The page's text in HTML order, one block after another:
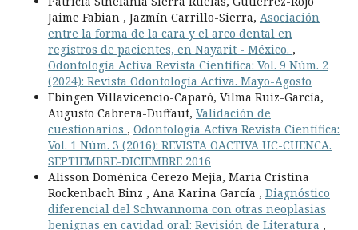
Jaime Fabian , Jazmín Carrillo-Sierra, Asociación
entre la forma de la cara y el arco dental en
registros de pacientes, en Nayarit - México. ,
Odontología Activa Revista Científica: Vol. 9 Núm. 2
(2024): Revista Odontología Activa. Mayo-Agosto
Ebingen Villavicencio-Caparó, Vilma Ruiz-García,
Augusto Cabrera-Duffaut, Validación de
cuestionarios , Odontología Activa Revista Científica:
Vol. 1 Núm. 3 (2016): REVISTA OACTIVA UC-CUENCA.
SEPTIEMBRE-DICIEMBRE 2016
Alisson Doménica Cerezo Mejía, Maria Cristina
Rockenbach Binz , Ana Karina García , Diagnóstico
diferencial del Schwannoma con otras neoplasias
benignas en cavidad oral: Revisión de Literatura ,